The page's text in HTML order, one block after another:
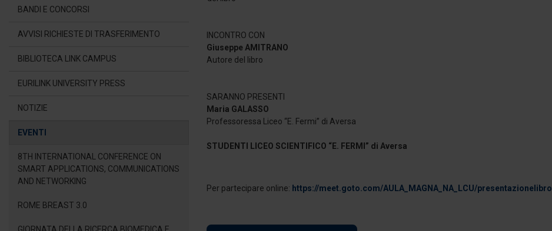
BANDI E CONCORSI
AVVISI RICHIESTE DI TRASFERIMENTO
BIBLIOTECA LINK CAMPUS
EURILINK UNIVERSITY PRESS
NOTIZIE
EVENTI
8TH INTERNATIONAL CONFERENCE ON
SMART APPLICATIONS, COMMUNICATIONS
AND NETWORKING
ROME BREAST 3.0
INCONTRO CON
Giuseppe AMITRANO
Autore del libro
SARANNO PRESENTI
Maria GALASSO
Professoressa Liceo “E. Fermi” di Aversa
STUDENTI LICEO SCIENTIFICO “E. FERMI” di Aversa
Per partecipare online: https://meet.goto.com/AULA_MAGNA_NA_LCU/presentazionelibro